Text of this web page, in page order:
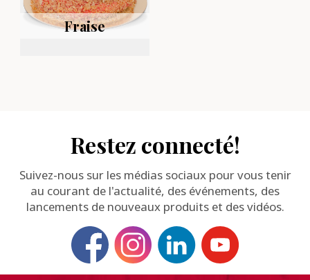
Fraise
Restez connecté!
Suivez-nous sur les médias sociaux pour vous tenir
au courant de l'actualité, des événements, des
lancements de nouveaux produits et des vidéos.